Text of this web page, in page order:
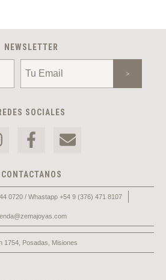
NEWSLETTER
SOCIALES
CONTACTANOS
0720 / Whastapp +54 9 (376) 471 8107
1754, Posadas, Misiones